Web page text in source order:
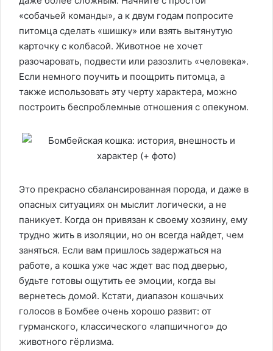
«собачьей команды», а к двум годам попросите
питомца сделать «шишку» или взять вытянутую
карточку с колбасой. Животное не хочет
разочаровать, подвести или разозлить «человека».
Если немного поучить и поощрить питомца, а
также использовать эту черту характера, можно
построить беспроблемные отношения с опекуном.
Это прекрасно сбалансированная порода, и даже в
опасных ситуациях он мыслит логически, а не
паникует. Когда он привязан к своему хозяину, ему
трудно жить в изоляции, но он всегда найдет, чем
заняться. Если вам пришлось задержаться на
работе, а кошка уже час ждет вас под дверью,
будьте готовы ощутить ее эмоции, когда вы
вернетесь домой. Кстати, диапазон кошачьих
голосов в Бомбее очень хорошо развит: от
гурманского, классического «лапшичного» до
животного гёрлизма.